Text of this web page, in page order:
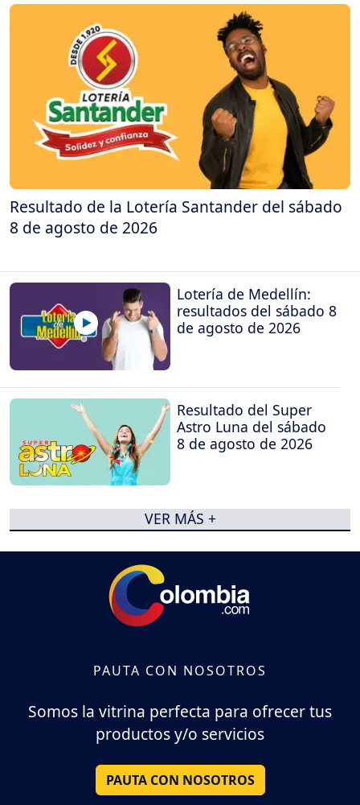
Resultado de la Lotería Santander del sábado
8 de agosto de 2026
Lotería de Medellín:
resultados del sábado 8
de agosto de 2026
Resultado del Super
Astro Luna del sábado
8 de agosto de 2026
VER MÁS +
PAUTA CON NOSOTROS
Somos la vitrina perfecta para ofrecer tus
productos y/o servicios
PAUTA CON NOSOTROS